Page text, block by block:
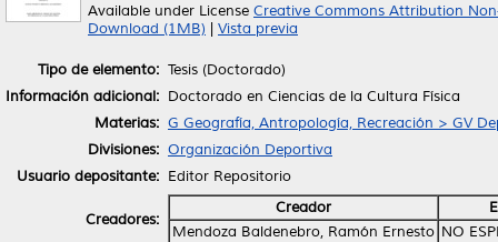
Available under License Creative Commons Attribution
Download (1MB)
Vista previa
Tipo de elemento: Tesis (Doctorado)
Información adicional: Doctorado en Ciencias de la Cultura Física
Materias: G Geografía, Antropología, Recreación > GV
Divisiones: Organización Deportiva
Usuario depositante: Editor Repositorio
Creadores:
Creador
Mendoza Baldenebro, Ramón Ernesto NO